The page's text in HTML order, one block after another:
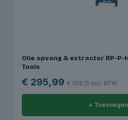
Olie opvang & extractor RP-P-
Tools
€ 295,99 € 358,15 incl. BTW
+ Toevoegen